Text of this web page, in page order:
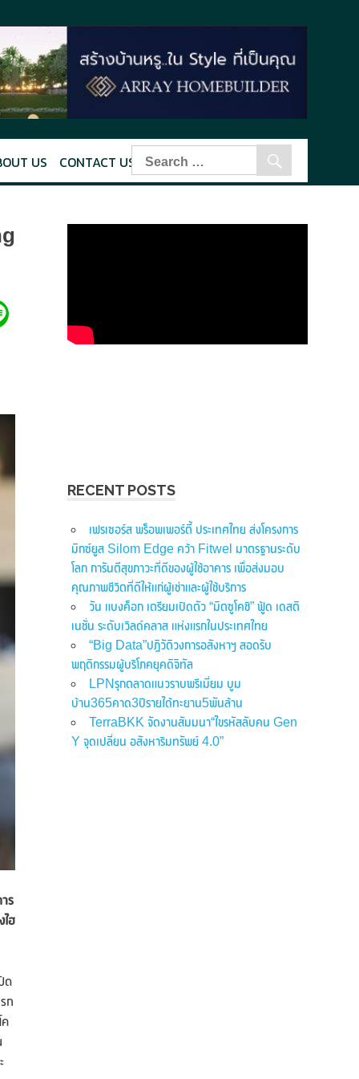
US CONTACT US
ร
ฮ
ด
ก
RECENT POSTS
เฟรเซอร์ส พร็อพเพอร์ตี้ ประเทศไทย ส่งโครงการ
มิกซ์ยูส Silom Edge คว้า Fitwel มาตรฐานระดับ
โลก การันตีสุขภาวะที่ดีของผู้ใช้อาคาร เพื่อส่งมอบ
คุณภาพชีวิตที่ดีให้แก่ผู้เช่าและผู้ใช้บริการ
วัน แบงค็อก เตรียมเปิดตัว “มิตซูโคชิ” ฟู้ด เดสติ
เนชั่น ระดับเวิลด์คลาส แห่งแรกในประเทศไทย
“Big Data”ปฏิวัติวงการอสังหาฯ สอดรับ
พฤติกรรมผู้บริโภคยุคดิจิทัล
LPNรุกตลาดแนวราบพรีเมี่ยม บูม
บ้าน365คาด3ปีรายได้ทะยาน5พันล้าน
TerraBKK จัดงานสัมมนา“ไขรหัสลับคน Gen
Y จุดเปลี่ยน อสังหาริมทรัพย์ 4.0”